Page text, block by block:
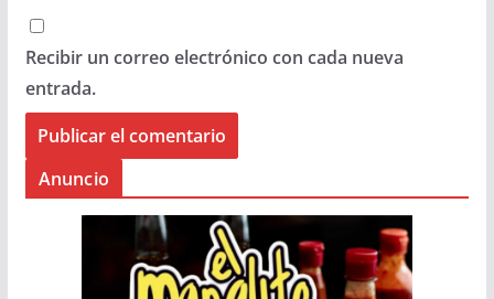
Recibir un correo electrónico con cada nueva
entrada.
Anuncio